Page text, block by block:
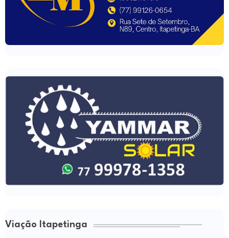
Viação Itapetinga